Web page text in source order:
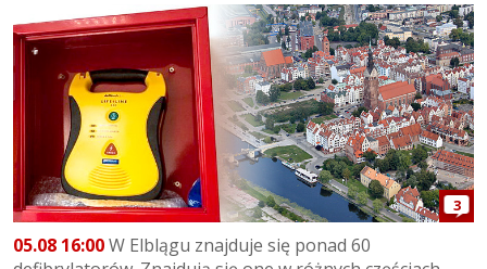
3
05.08 16:00W Elblągu znajduje się ponad 60